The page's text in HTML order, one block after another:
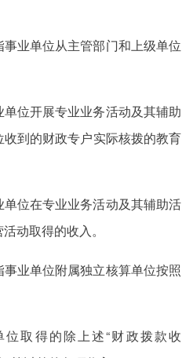
业单位从主管部门和上级单位
位开展专业业务活动及其辅助
到的财政专户实际核拨的教育
位在专业业务活动及其辅助活
动取得的收入。
业单位附属独立核算单位按照
取得的除上述“财政拨款收